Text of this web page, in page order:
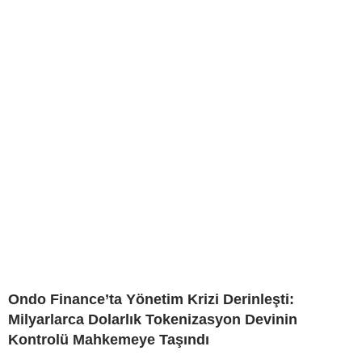
Ondo Finance’ta Yönetim Krizi Derinleşti:
Milyarlarca Dolarlık Tokenizasyon Devinin
Kontrolü Mahkemeye Taşındı